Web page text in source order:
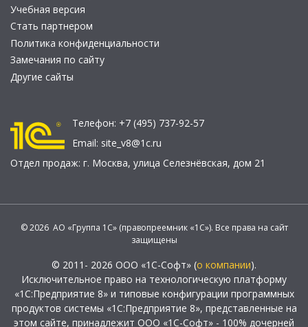
Учебная версия
Стать партнером
Политика конфиденциальности
Замечания по сайту
Другие сайты
Телефон: +7 (495) 737-92-57
Email: site_v8@1c.ru
Отдел продаж: г. Москва, улица Селезнёвская, дом 21
© 2026 АО «Группа 1С» (правопреемник «1С»). Все права на сайт
защищены
© 2011- 2026 ООО «1С-Софт» (о компании).
Исключительное право на технологическую платформу
«1С:Предприятие 8» и типовые конфигурации программных
продуктов системы «1С:Предприятие 8», представленные на
этом сайте, принадлежит ООО «1С-Софт» - 100% дочерней